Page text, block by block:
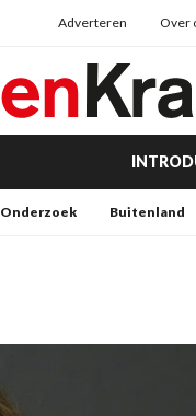
Adverteren Over
Onderzoek Buitenland